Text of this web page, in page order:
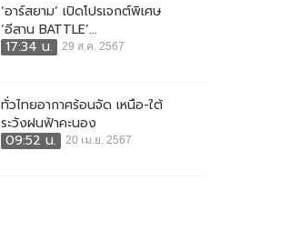
‘อาร์สยาม’ เปิดโปรเจกต์พิเศษ
‘อีสาน BATTLE’...
17:34 น.
29 ส.ค. 2567
ทั่วไทยอากาศร้อนจัด เหนือ-ใต้
ระวังฝนฟ้าคะนอง
09:52 น.
20 เม.ย. 2567